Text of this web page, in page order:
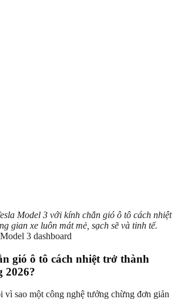
Model 3 với kính chắn gió ô tô cách nhiệt
gian xe luôn mát mẻ, sạch sẽ và tinh tế.
3 dashboard
gió ô tô cách nhiệt trở thành
2026?
vì sao một công nghệ tưởng chừng đơn giản